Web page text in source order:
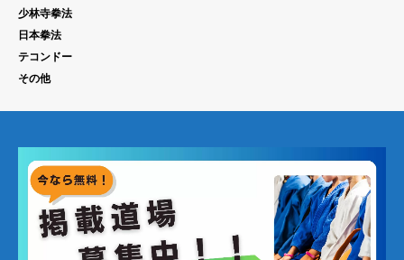
少林寺拳法
日本拳法
テコンドー
その他